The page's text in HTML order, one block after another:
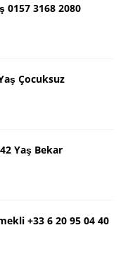
0157 3168 2080
Çocuksuz
Yaş Bekar
+33 6 20 95 04 40